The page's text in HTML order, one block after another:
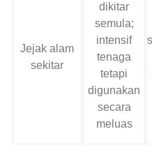
Jejak alam
sekitar
dikitar
semula;
intensif
tenaga
tetapi
digunakan
secara
meluas